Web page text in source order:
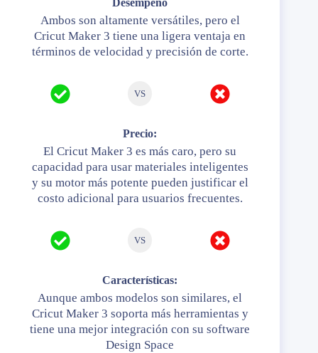
Desempeño
Ambos son altamente versátiles, pero el
Cricut Maker 3 tiene una ligera ventaja en
términos de velocidad y precisión de corte.
VS
Precio:
El Cricut Maker 3 es más caro, pero su
capacidad para usar materiales inteligentes
y su motor más potente pueden justificar el
costo adicional para usuarios frecuentes.
VS
Características:
Aunque ambos modelos son similares, el
Cricut Maker 3 soporta más herramientas y
tiene una mejor integración con su software
Design Space​